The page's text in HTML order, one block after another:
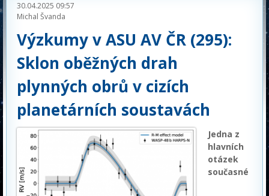
30.04.2025 09:57
Michal Švanda
Výzkumy v ASU AV ČR (295):
Sklon oběžných drah
plynných obrů v cizích
planetárních soustavách
Jedna z
hlavních
otázek
současné